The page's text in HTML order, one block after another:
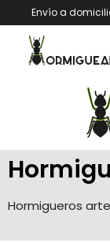
Envío a
Hormigueros